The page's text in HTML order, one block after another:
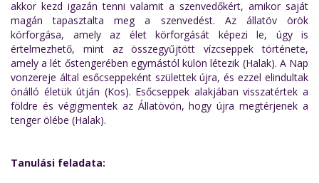
akkor kezd igazán tenni valamit a szenvedőkért, amikor saját
magán tapasztalta meg a szenvedést. Az állatöv örök
körforgása, amely az élet körforgását képezi le, úgy is
értelmezhető, mint az összegyűjtött vízcseppek története,
amely a lét őstengerében egymástól külön létezik (Halak). A Nap
vonzereje által esőcseppeként születtek újra, és ezzel elindultak
önálló életük útján (Kos). Esőcseppek alakjában visszatértek a
földre és végigmentek az Állatövön, hogy újra megtérjenek a
tenger ölébe (Halak).
Tanulási feladata: